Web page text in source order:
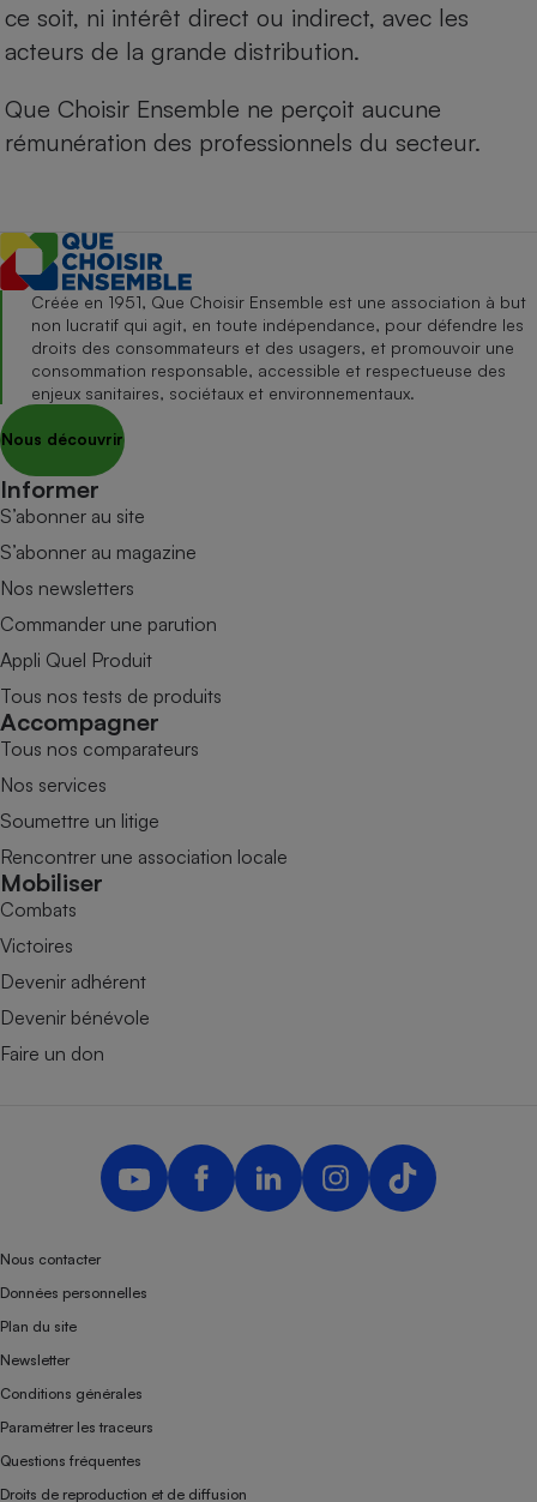
ce soit, ni intérêt direct ou indirect, avec les
acteurs de la grande distribution.
Que Choisir Ensemble ne perçoit aucune
rémunération des professionnels du secteur.
Créée en 1951, Que Choisir Ensemble est une association à but
non lucratif qui agit, en toute indépendance, pour défendre les
droits des consommateurs et des usagers, et promouvoir une
consommation responsable, accessible et respectueuse des
enjeux sanitaires, sociétaux et environnementaux.
Nous découvrir
Informer
S’abonner au site
S’abonner au magazine
Nos newsletters
Commander une parution
Appli Quel Produit
Tous nos tests de produits
Accompagner
Tous nos comparateurs
Nos services
Soumettre un litige
Rencontrer une association locale
Mobiliser
Combats
Victoires
Devenir adhérent
Devenir bénévole
Faire un don
Nous contacter
Données personnelles
Plan du site
Newsletter
Conditions générales
Paramétrer les traceurs
Questions fréquentes
Droits de reproduction et de diffusion